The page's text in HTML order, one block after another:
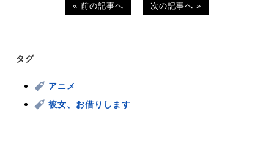
« 前の記事へ 次の記事へ »
タグ
アニメ
彼女、お借りします